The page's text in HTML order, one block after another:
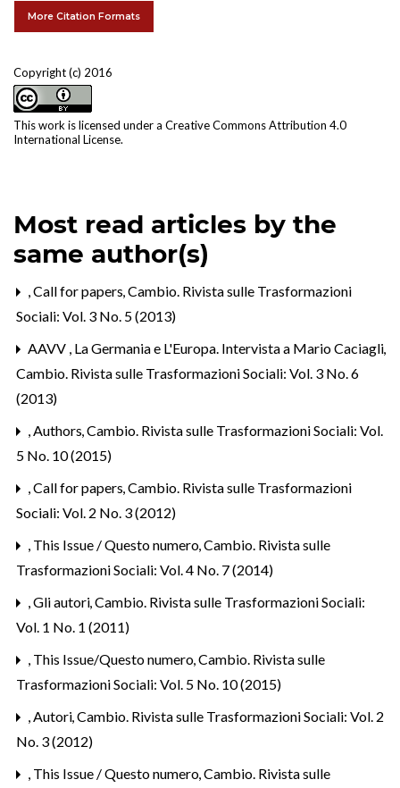
More Citation Formats
Copyright (c) 2016
This work is licensed under a Creative Commons Attribution 4.0
International License.
Most read articles by the
same author(s)
,Call for papers,Cambio. Rivista sulle Trasformazioni
Sociali: Vol. 3 No. 5 (2013)
AAVV , La Germania e L'Europa. Intervista a Mario Caciagli,
Cambio. Rivista sulle Trasformazioni Sociali: Vol. 3 No. 6
(2013)
,Authors,Cambio. Rivista sulle Trasformazioni Sociali: Vol.
5 No. 10 (2015)
,Call for papers,Cambio. Rivista sulle Trasformazioni
Sociali: Vol. 2 No. 3 (2012)
, This Issue / Questo numero,Cambio. Rivista sulle
Trasformazioni Sociali: Vol. 4 No. 7 (2014)
,Gli autori,Cambio. Rivista sulle Trasformazioni Sociali:
Vol. 1 No. 1 (2011)
, This Issue/Questo numero,Cambio. Rivista sulle
Trasformazioni Sociali: Vol. 5 No. 10 (2015)
,Autori,Cambio. Rivista sulle Trasformazioni Sociali: Vol. 2
No. 3 (2012)
, This Issue / Questo numero,Cambio. Rivista sulle